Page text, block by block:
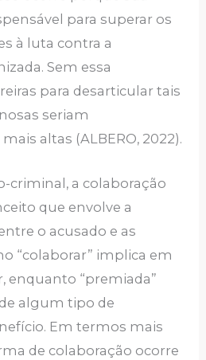
para superar os
à luta contra a
Sem essa
para desarticular tais
seriam
altas (ALBERO, 2022).
criminal, a colaboração
que envolve a
o acusado e as
“colaborar” implica em
enquanto “premiada”
algum tipo de
Em termos mais
de colaboração ocorre